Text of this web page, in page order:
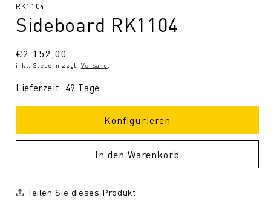
SKU:
RK1104
Sideboard RK1104
Normaler
Preis
€2.152,00
inkl. Steuern zzgl. Versand
Lieferzeit: 49 Tage
Konfigurieren
In den Warenkorb
Teilen Sie dieses Produkt